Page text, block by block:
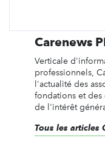
Carenews
Verticale
professionnels,
l'actualité des
fondations et des
de l'intérêt
Tous les articles